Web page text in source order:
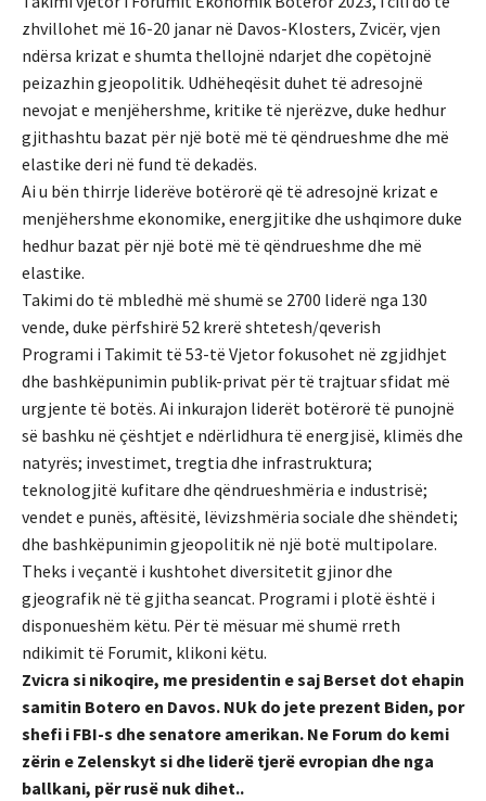
zhvillohet më 16-20 janar në Davos-Klosters, Zvicër, vjen
ndërsa krizat e shumta thellojnë ndarjet dhe copëtojnë
peizazhin gjeopolitik. Udhëheqësit duhet të adresojnë
nevojat e menjëhershme, kritike të njerëzve, duke hedhur
gjithashtu bazat për një botë më të qëndrueshme dhe më
elastike deri në fund të dekadës.
Ai u bën thirrje liderëve botërorë që të adresojnë krizat e
menjëhershme ekonomike, energjitike dhe ushqimore duke
hedhur bazat për një botë më të qëndrueshme dhe më
elastike.
Takimi do të mbledhë më shumë se 2700 liderë nga 130
vende, duke përfshirë 52 krerë shtetesh/qeverish
Programi i Takimit të 53-të Vjetor fokusohet në zgjidhjet
dhe bashkëpunimin publik-privat për të trajtuar sfidat më
urgjente të botës. Ai inkurajon liderët botërorë të punojnë
së bashku në çështjet e ndërlidhura të energjisë, klimës dhe
natyrës; investimet, tregtia dhe infrastruktura;
teknologjitë kufitare dhe qëndrueshmëria e industrisë;
vendet e punës, aftësitë, lëvizshmëria sociale dhe shëndeti;
dhe bashkëpunimin gjeopolitik në një botë multipolare.
Theks i veçantë i kushtohet diversitetit gjinor dhe
gjeografik në të gjitha seancat. Programi i plotë është i
disponueshëm këtu. Për të mësuar më shumë rreth
ndikimit të Forumit, klikoni këtu.
Zvicra si nikoqire, me presidentin e saj Berset dot ehapin
samitin Botero en Davos. NUk do jete prezent Biden, por
shefi i FBI-s dhe senatore amerikan. Ne Forum do kemi
zërin e Zelenskyt si dhe liderë tjerë evropian dhe nga
ballkani, për rusë nuk dihet..